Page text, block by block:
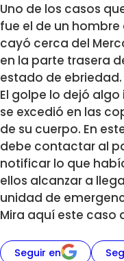
Uno de los casos
fue el de un
cayó cerca del
en la parte trasera
estado de ebriedad.
El golpe lo dejó
se excedió en las
de su cuerpo. En
debe contactar al
notificar lo que
ellos alcanzar a
unidad de
Mira aquí este caso
Seguir en